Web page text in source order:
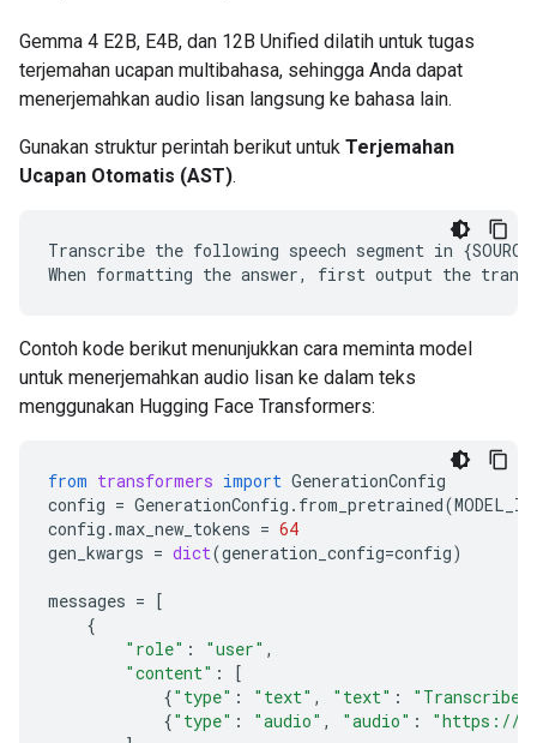
Gemma 4 E2B, E4B, dan 12B Unified dilatih untuk tugas
terjemahan ucapan multibahasa, sehingga Anda dapat
menerjemahkan audio lisan langsung ke bahasa lain.
Gunakan struktur perintah berikut untuk Terjemahan
Ucapan Otomatis (AST).
Transcribe the following speech segment in
Contoh kode berikut menunjukkan cara meminta model
untuk menerjemahkan audio lisan ke dalam teks
menggunakan Hugging Face Transformers:
from transformers import GenerationConfig
config = GenerationConfig . from_pretrained(MODEL_ID
config .max_new_tokens = 64
gen_kwargs = dict(generation_config=config)
messages = [
{
"role" : "user" ,
"content" :
[
{"type" : "text" , "text" :
"Transcribe
{"type" : "audio" , "audio" :
"https://